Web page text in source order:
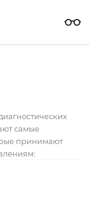
самые
принимают